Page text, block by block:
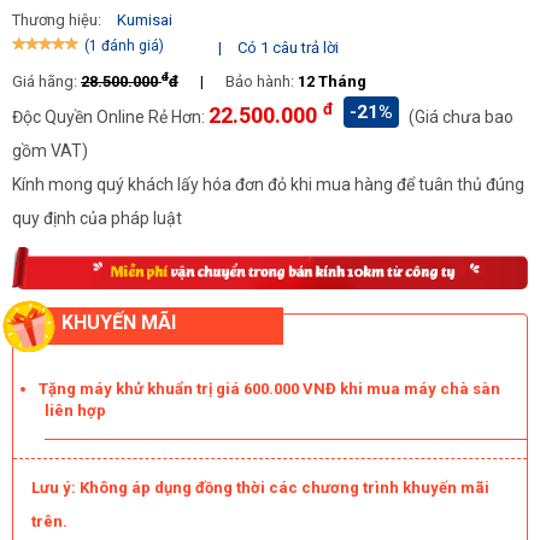
Các bước vận hành với Kumisai KMS2A
Bước 4: Bật công tắc và bóp cò ở hai bên trên tay cầm để
Thương hiệu: Kumisai
(1 đánh giá) |
Có 1 câu trả lời
Giá hãng: 28.500.000đđ | Bảo hành: 12 Tháng
Độc Quyền Online Rẻ Hơn: 22.500.000 đ -21%
(Giá chưa bao
gồm VAT)
Kính mong quý khách lấy hóa đơn đỏ khi mua hàng để tuân thủ đúng
quy định của pháp luật
KHUYẾN MÃI
Tặng máy khử khuẩn trị giá 600.000 VNĐ khi mua máy chà sàn
liên hợp
Lưu ý: Không áp dụng đồng thời các chương trình khuyến mãi
trên.